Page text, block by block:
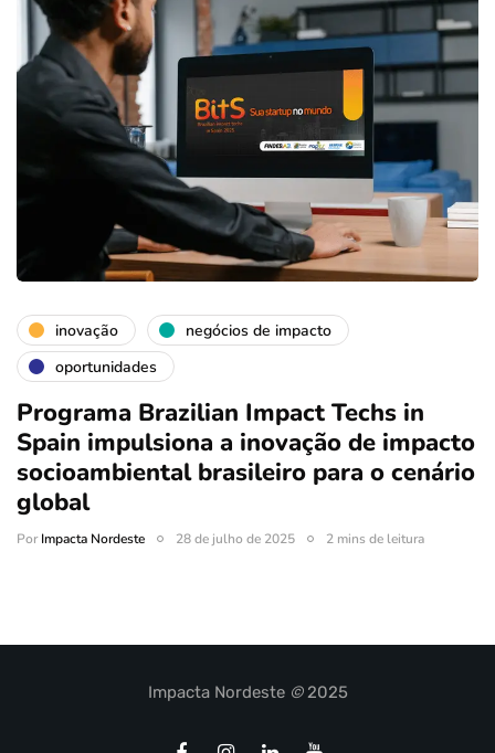
inovação
negócios de impacto
oportunidades
Programa Brazilian Impact Techs in
Spain impulsiona a inovação de impacto
socioambiental brasileiro para o cenário
global
PorImpacta Nordeste 28 de julho de 2025 2 mins de leitura
Impacta Nordeste ©2025